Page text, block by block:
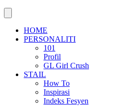
HOME
PERSONALITI
101
Profil
GL Girl Crush
STAIL
How To
Inspirasi
Indeks Fesyen